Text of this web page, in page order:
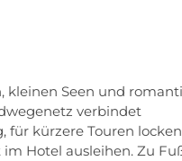
Seen und
verbindet
für kürzere Touren
Hotel ausleihen. Zu